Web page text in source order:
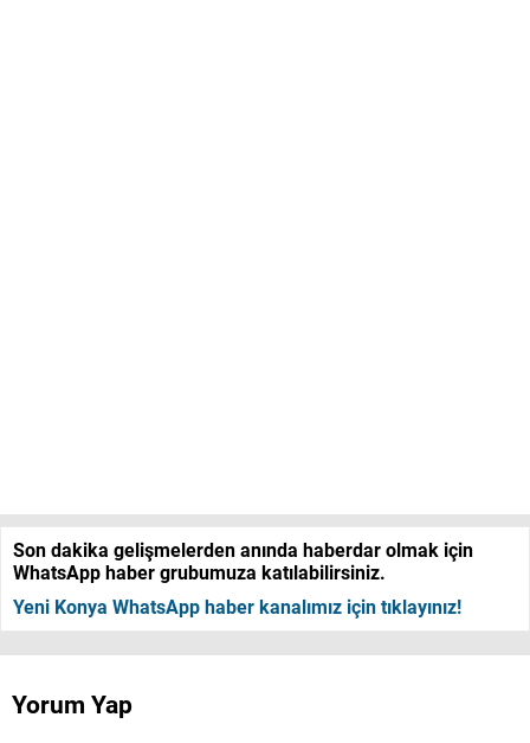
Son dakika gelişmelerden anında haberdar olmak için
WhatsApp haber grubumuza katılabilirsiniz.
Yeni Konya WhatsApp haber kanalımız için tıklayınız!
Yorum Yap